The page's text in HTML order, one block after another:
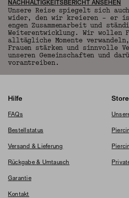
NACHHALTIGKEITSBERICHT ANSEHEN
Unsere Reise spiegelt sich auch
wider, den wir kreieren – er
engen Zusammenarbeit und
Weiterentwicklung. Wir wollen
alltägliche Momente verwandeln,
Frauen stärken und sinnvolle
unseren Gemeinschaften und
vorantreiben.
Hilfe
FAQs
Bestellstatus
Versand & Lieferung
Rückgabe & Umtausch
Garantie
Kontakt